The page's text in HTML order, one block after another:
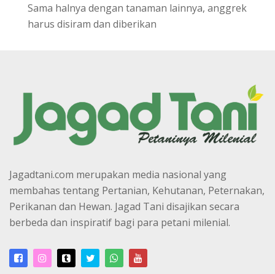
Sama halnya dengan tanaman lainnya, anggrek
harus disiram dan diberikan
Jagadtani.com merupakan media nasional yang
membahas tentang Pertanian, Kehutanan, Peternakan,
Perikanan dan Hewan. Jagad Tani disajikan secara
berbeda dan inspiratif bagi para petani milenial.